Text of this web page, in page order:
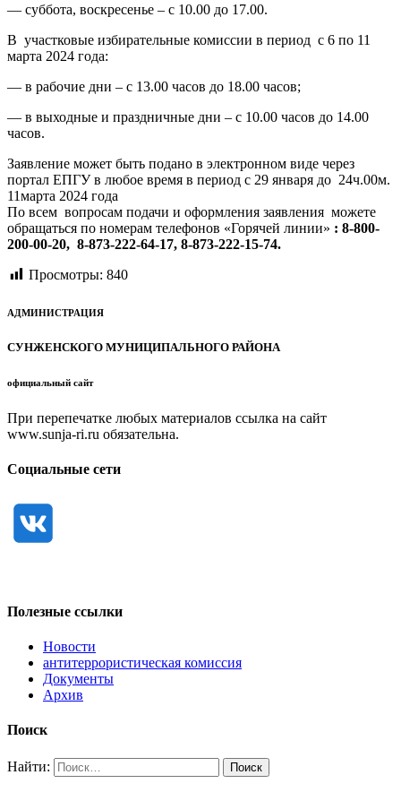
— суббота, воскресенье – с 10.00 до 17.00.
В участковые избирательные комиссии в период c 6 по 11
марта 2024 года:
— в рабочие дни – с 13.00 часов до 18.00 часов;
— в выходные и праздничные дни – с 10.00 часов до 14.00
часов.
Заявление может быть подано в электронном виде через
портал ЕПГУ в любое время в период с 29 января до 24ч.00м.
11марта 2024 года
По всем вопросам подачи и оформления заявления можете
обращаться по номерам телефонов «Горячей линии» : 8-800-
200-00-20, 8-873-222-64-17, 8-873-222-15-74.
Просмотры: 840
АДМИНИСТРАЦИЯ
СУНЖЕНСКОГО МУНИЦИПАЛЬНОГО РАЙОНА
официальный сайт
При перепечатке любых материалов ссылка на сайт
www.sunja-ri.ru обязательна.
Социальные сети
Полезные ссылки
Новости
антитеррористическая комиссия
Документы
Архив
Поиск
Найти: